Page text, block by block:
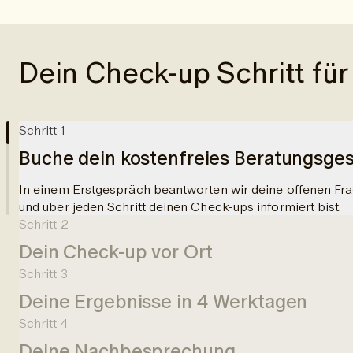
Dein Check-up Schritt
Schritt 1
Buche dein kostenfreies
In einem Erstgespräch beantworten wir deine offenen
und über jeden Schritt deinen Check-ups informiert bist.
Schritt 2
Dein Check-up vor Ort
In einer Partnerklinik wirst du empfangen und über deine
wird Blut abgenommen und es erfolgt ein 50-minütiger
90 Minuten für die gesamte Untersuchung ein.
Schritt 3
Deine Ergebnisse in 4 Werktagen
4 Werktage nach deinem Check-up, erhältst du leicht
Schritt 4